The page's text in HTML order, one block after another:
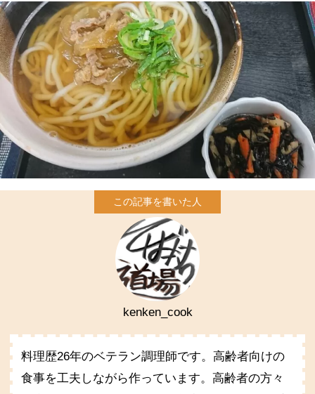
kenken_cook
料理歴26年のベテラン調理師です。高齢者向けの
食事を工夫しながら作っています。高齢者の方々